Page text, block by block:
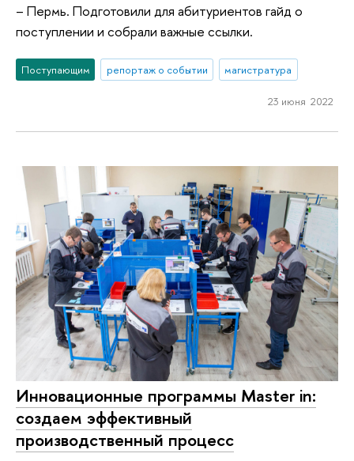
– Пермь. Подготовили для абитуриентов гайд о
поступлении и собрали важные ссылки.
Поступающим репортаж о событии магистратура
23 июня 2022
Инновационные программы Master in:
создаем эффективный
производственный процесс